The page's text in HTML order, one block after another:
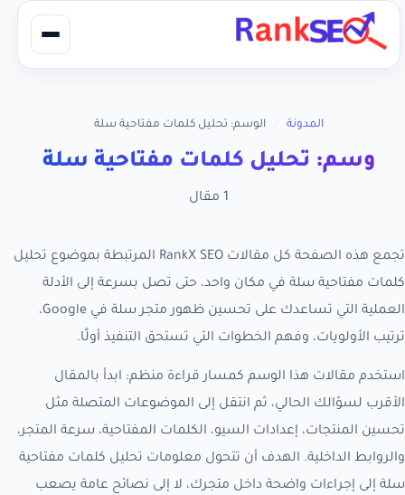
المدونة الوسم: تحليل كلمات مفتاحية سلة
وسم: تحليل كلمات مفتاحية سلة
1 مقال
تجمع هذه الصفحة كل مقالات RankX SEO المرتبطة بموضوع تحليل
كلمات مفتاحية سلة في مكان واحد، حتى تصل بسرعة إلى الأدلة
العملية التي تساعدك على تحسين ظهور متجر سلة في Google،
ترتيب الأولويات، وفهم الخطوات التي تستحق التنفيذ أولًا.
استخدم مقالات هذا الوسم كمسار قراءة منظم: ابدأ بالمقال
الأقرب لسؤالك الحالي، ثم انتقل إلى الموضوعات المتصلة مثل
تحسين المنتجات، إعدادات السيو، الكلمات المفتاحية، سرعة المتجر،
والروابط الداخلية. الهدف أن تتحول معلومات تحليل كلمات مفتاحية
سلة إلى إجراءات واضحة داخل متجرك، لا إلى نصائح عامة يصعب